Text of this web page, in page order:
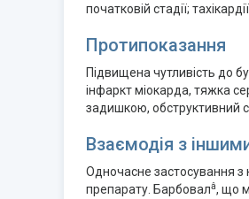
початковій стадії;
Протипоказання
Підвищена чутливість до
інфаркт міокарда, тяжка
задишкою, обструктивний
Взаємодія з
Одночасне застосування з
препарату. Барбовалâ, що